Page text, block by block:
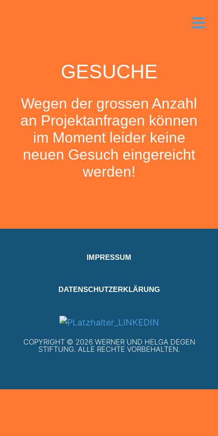
GESUCHE
Wegen der grossen Anzahl
an Projektanfragen können
im Moment leider keine
neuen Gesuch eingereicht
werden!
IMPRESSUM
DATENSCHUTZERKLÄRUNG
COPYRIGHT © 2026 WERNER UND HELGA DEGEN
STIFTUNG. ALLE RECHTE VORBEHALTEN.